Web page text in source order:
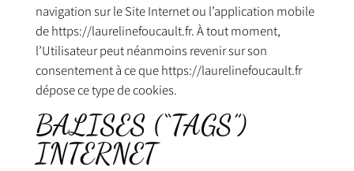
navigation sur le Site Internet ou l’application mobile
de https://laurelinefoucault.fr. À tout moment,
l’Utilisateur peut néanmoins revenir sur son
consentement à ce que https://laurelinefoucault.fr
dépose ce type de cookies.
BALISES (“TAGS”)
INTERNET